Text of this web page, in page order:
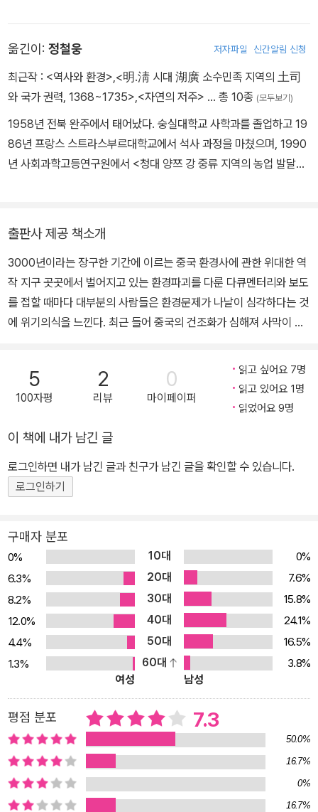
국사에 본격적으로 입문하게 되었다. 케임브리지 대학, 글래스고 대
학, 옥스퍼드 대학, 프랑스 고등보통학교 등에서 강의했으며, 호주 국
립대학의 아시아 태평양 연구소의 교수로 오랫동안 재직하다 퇴임했
Pattern of the Chinese Past(1973년, 한국어판 『중국 역사의 발
전 형태』)를 비롯하여, Another History : Essays on China from
European Perspective(1996), 대만의 유취용劉翠溶 교수와 함
최근에는 송대~청대 중국의 기술 수준과 유럽의 기술 수준을 비교하
옮긴이: 정철웅 저자파일 신간알림 신청
최근작 : <역사와 환경> <明.淸 시대 湖廣 소수민족 지역의 土司
와 국가 권력, 1368~1735> <자연의 저주> … 총 10종 (모두보기)
1958년 전북 완주에서 태어났다. 숭실대학교 사학과를 졸업하고 19
86년 프랑스 스트라스부르대학교에서 석사 과정을 마쳤으며, 1990
년 사회과학고등연구원에서 <청대 양쯔 강 중류 지역의 농업 발달과
사회경제사의 기초를 다질 수 있었다. 그 후 파리로 옮겨가 미셸 카르
티에 Michel Cartier 교수와 피에르 에티엔 빌 Pierre-Etienne Will
교수의 수업에 참관하면서 본격적으로 중국사를 공부하기 시작했다.
당시 중국 후베이성과 산시성에 대해 연구하던 이 두 교수의 절대적
인 영향 아래에서 후베이성, 후난성, 장시성을 대상으로 한 박사학위
방의 상업 활동>, <청대 양쯔 강 중류 지방의 인구 변화>, <청대 양
쯔 강 중류 지역의 상품 생산과 시장 구조>, <중심부에서 주변부로:
명청 시기 양양부 경제 변화의 특성>, <청대 농서를 통해 본 산시성
성과 산시성에 관한 글을 많이 쓰게 되었고, 이는 농업 발달이나 변화,
상업 활동과 시장, 인구 문제 등과 같은 사회경제사의 일차적인 연구
대상에서 차츰 후베이성 산악 지역에 대한 관심으로 이어주는 계기가
되었다. <청대 후베이성 서북부지역의 경제 개발과 환경>이라는 논
산시성, 쓰촨성이 만나는 전형적인 산악 지역이라고 할 수 있는 이른
바 삼성 교계 지역으로 관심을 확대했다. 명청 시대 산악 지역의 환경
문제와 민간 풍속에 많은 관심을 갖고 있다. 숭실대학교, 충남대학교,
한남대학교에서 강의했으며, 지금은 명지대학교 사학과 교수로 재직
하고 있다.
출판사 제공 책소개
3000년이라는 장구한 기간에 이르는 중국 환경사에 관한 위대한 역
작 지구 곳곳에서 벌어지고 있는 환경파괴를 다룬 다큐멘터리와 보도
를 접할 때마다 대부분의 사람들은 환경문제가 나날이 심각하다는 것
에 위기의식을 느낀다. 최근 들어 중국의 건조화가 심해져 사막이 확
생이 잦아지고 있다. 이에 대해 전문가들은 중국의 사막과 황사 현상
은 인간의 활동이 증가된 역사시대에 이르러 크게 늘어났으며, 인간
에 의한 삼림 파괴와 다양한 작물을 재배하기 위한 경작지 개간의 확
사시대의 중국에서 자연과 인간의 관계에 어떤 변화가 일어났던 것일
까? 중국사 분야에 독보적인 학자로 정평이 나 있으며, The Patter
n of the Chinese Past (1973, 한국어판 『중국 역사의 발전 형
태』, 1989)로 우리나라에도 소개된 영국 출신의 마크 엘빈은 수천 년
국 고대 시기 상商 왕조에서부터 전前근대 시기 청淸 왕조까지 무려
3000여 년에 걸친 중국 환경사를 다룬 『코끼리의 후퇴The Retrea
t of the Elephants: An Environmental History of China』라는
대작을 2004년 예일 대학 출판부에서 출간하였다. 이 책이 출간되자
서구사회에서는 제2차 세계대전 이후로 매우 극소수의 역사학자들만
이 이룩한 학술적 성과물이라는 칭송과 함께 매력적이고도 경이로운
역작이라는 찬사가 쏟아졌다. 그 찬사에 걸맞게 출간 당시부터 지금
까지 꾸준하게 중국사 전공자들에게 주목받는 이 책은 매우 치밀하게
중국의 문학, 정치, 종교, 과학, 지역사, 지리학, 식물학, 동물학 등을
동원하여 인간과 자연의 충돌 과정과 상호작용을 분석·설명한다. 이
처럼 중국 환경사에 관련된 모든 주제를 망라하고 있는 이 책은 환경
사 연구와 방법론을 위한 종합교과서라 해도 전혀 손색이 없다. 중국
땅에서 벌어진 인간과 자연의 관계에 대한 역사적 탐구 우리에게 아
직은 낯선 분야로 느껴지는 환경사는 언뜻 생각하기에 인간을 둘러싼
5
100자평
2
리뷰
0
마이페이퍼
읽고 싶어요 7명
읽고 있어요 1명
읽었어요 9명
이 책에 내가 남긴 글
로그인하면 내가 남긴 글과 친구가 남긴 글을 확인할 수 있습니다.
로그인하기
구매자 분포
0% 10대
0%
6.3%
20대
7.6%
8.2%
30대
15.8%
12.0%
40대
24.1%
4.4%
50대
16.5%
1.3%
60대
3.8%
여성
남성
평점 분포 7.3
50.0%
16.7%
0%
16.7%